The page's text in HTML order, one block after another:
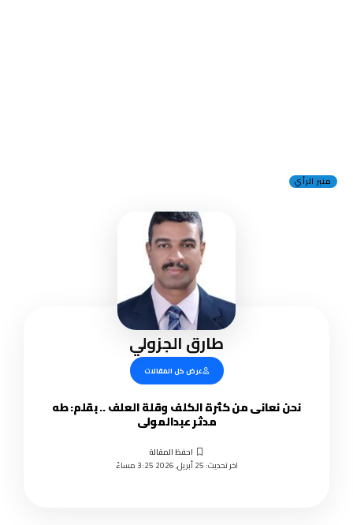
منبر الرأي
طارق الجزولي
عرض كل المقالات
نحن نعانى من كثرة الكلف وقلة العلف .. بقلم: طه
مدثر عبدالمولى
اخر تحديث: 25 أبريل, 2026 3:25 مساءً